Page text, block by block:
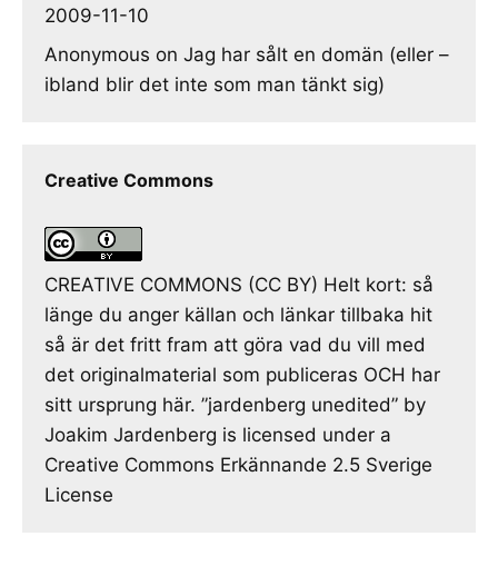
2009-11-10
Anonymous on Jag har sålt en domän (eller –
ibland blir det inte som man tänkt sig)
Creative Commons
CREATIVE COMMONS (CC BY) Helt kort: så
länge du anger källan och länkar tillbaka hit
så är det fritt fram att göra vad du vill med
det originalmaterial som publiceras OCH har
sitt ursprung här. ”jardenberg unedited” by
Joakim Jardenberg is licensed under a
Creative Commons Erkännande 2.5 Sverige
License